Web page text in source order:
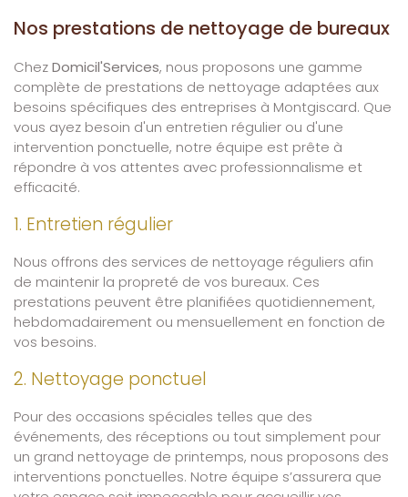
Nos prestations de nettoyage de bureaux
ChezDomicil'Services, nous proposons une gamme
complète de prestations de nettoyage adaptées aux
besoins spécifiques des entreprises à Montgiscard. Que
vous ayez besoin d'un entretien régulier ou d'une
intervention ponctuelle, notre équipe est prête à
répondre à vos attentes avec professionnalisme et
efficacité.
1. Entretien régulier
Nous offrons des services de nettoyage réguliers afin
de maintenir la propreté de vos bureaux. Ces
prestations peuvent être planifiées quotidiennement,
hebdomadairement ou mensuellement en fonction de
vos besoins.
2. Nettoyage ponctuel
Pour des occasions spéciales telles que des
événements, des réceptions ou tout simplement pour
un grand nettoyage de printemps, nous proposons des
interventions ponctuelles. Notre équipe s’assurera que